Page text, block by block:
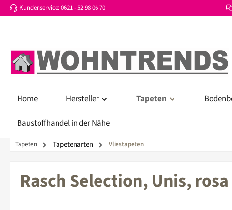
Hauptinhalt springen
Zur Suche springen
Zur Hauptnavigation springen
Kundenservice: 0621 - 52 98 06 70
Home Hersteller Tapeten
Baustoffhandel in der Nähe
Tapeten Tapetenarten Vliestapeten
Rasch Selection, Unis,